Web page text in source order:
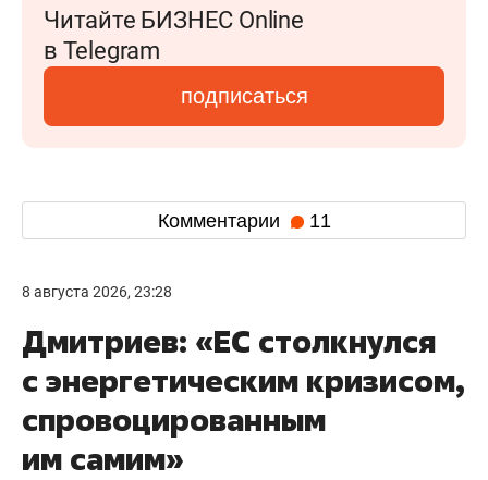
Читайте БИЗНЕС Online
в Telegram
подписаться
Комментарии 11
8 августа 2026, 23:28
Дмитриев: «ЕС столкнулся
с энергетическим кризисом,
спровоцированным
им самим»